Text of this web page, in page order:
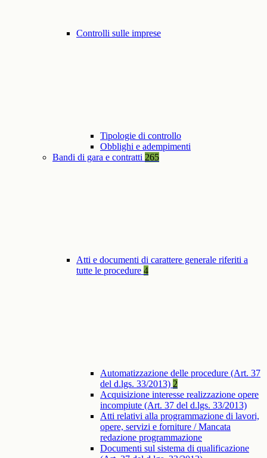
Controlli sulle imprese
Tipologie di controllo
Obblighi e adempimenti
Bandi di gara e contratti 265
Atti e documenti di carattere generale riferiti a
tutte le procedure 4
Automatizzazione delle procedure (Art. 37
del d.lgs. 33/2013) 2
Acquisizione interesse realizzazione opere
incompiute (Art. 37 del d.lgs. 33/2013)
Atti relativi alla programmazione di lavori,
opere, servizi e forniture / Mancata
redazione programmazione
Documenti sul sistema di qualificazione